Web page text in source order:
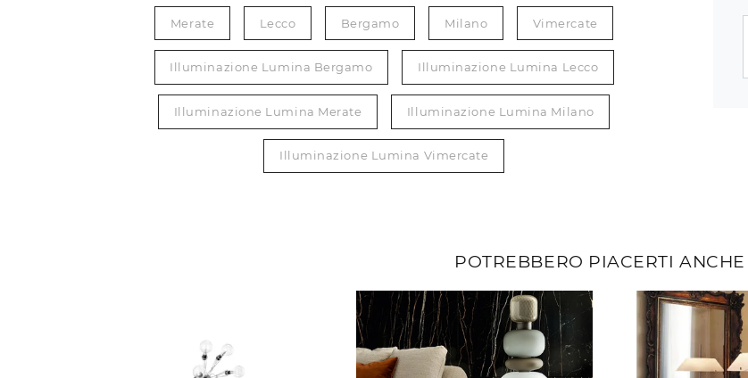
Merate Lecco Bergamo Milano Vimercate
Illuminazione Lumina Bergamo Illuminazione Lumina Lecco
Illuminazione Lumina Merate Illuminazione Lumina Milano
Illuminazione Lumina Vimercate
POTREBBERO PIACERTI ANCHE